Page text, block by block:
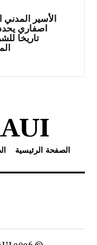
الأسير
اصفاري
تاريخا
الصفحة الرئيسية